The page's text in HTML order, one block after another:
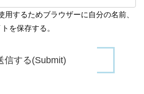
用するためブラウザーに自分の名前、
を保存する。